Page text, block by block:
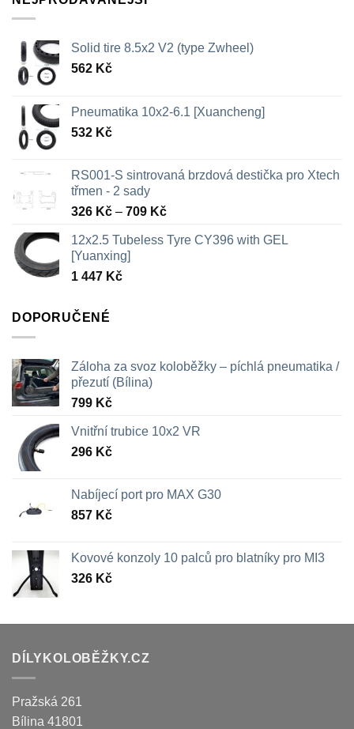
Solid tire 8.5x2 V2 (type Zwheel)
562 Kč
Pneumatika 10x2-6.1 [Xuancheng]
532 Kč
RS001-S sintrovaná brzdová destička pro Xtech
třmen - 2 sady
326 Kč – 709 KčRozpětí
326 Kč
12x2.5 Tubeless Tyre CY396 with GEL
[Yuanxing]
1 447 Kč
DOPORUČENÉ
Záloha za svoz koloběžky – píchlá pneumatika /
přezutí (Bílina)
799 Kč
Vnitřní trubice 10x2 VR
296 Kč
Nabíjecí port pro MAX G30
857 Kč
Kovové konzoly 10 palců pro blatníky pro MI3
326 Kč
DÍLYKOLOBĚŽKY.CZ
Pražská 261
Bílina 41801